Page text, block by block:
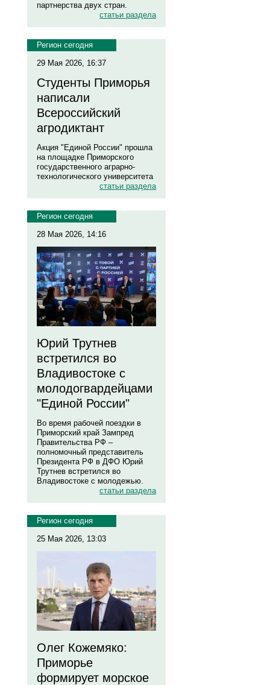
партнерства двух стран.
статьи раздела
Регион сегодня
29 Мая 2026, 16:37
Студенты Приморья
написали
Всероссийский
агродиктант
Акция "Единой России" прошла
на площадке Приморского
государственного аграрно-
технологического университета
статьи раздела
Регион сегодня
28 Мая 2026, 14:16
Юрий Трутнев
встретился во
Владивостоке с
молодогвардейцами
"Единой России"
Во время рабочей поездки в
Приморский край Зампред
Правительства РФ –
полномочный представитель
Президента РФ в ДФО Юрий
Трутнев встретился во
Владивостоке с молодежью.
статьи раздела
Регион сегодня
25 Мая 2026, 13:03
Олег Кожемяко:
Приморье
формирует морское